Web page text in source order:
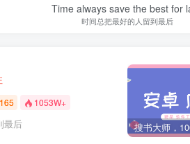
Time always save the best for
时间总把最好的人留到最后
165 1053W+
最后 搜书大师，